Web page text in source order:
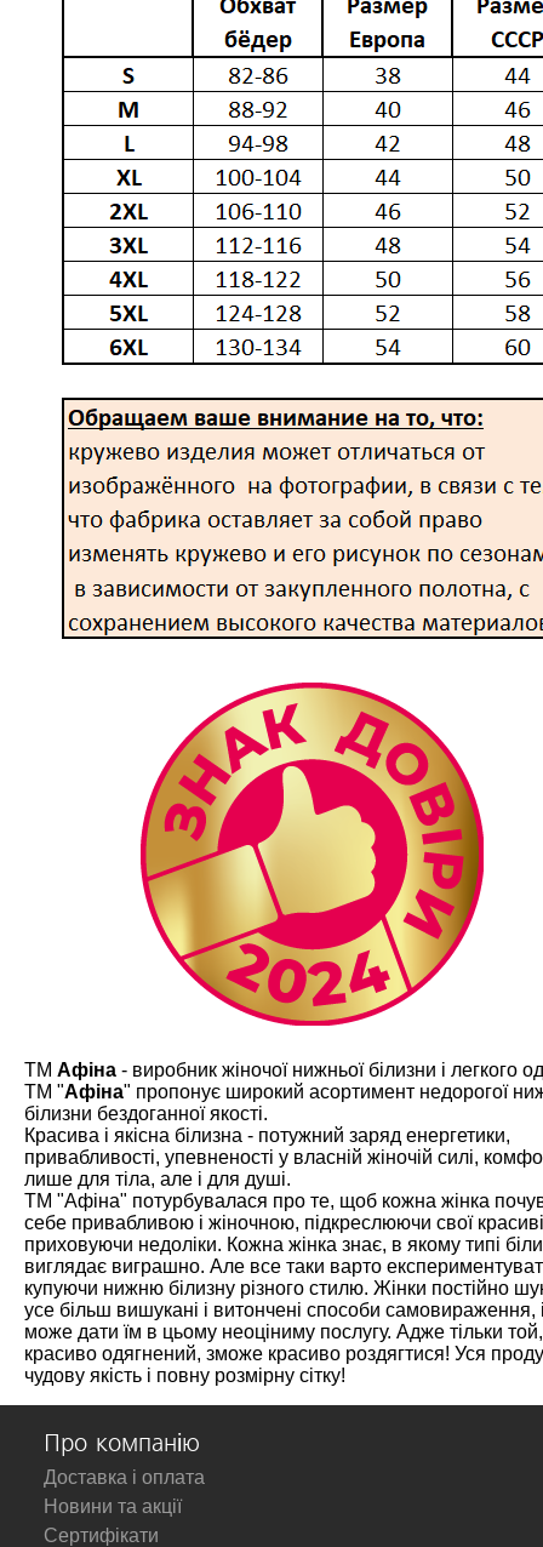
ТМ Афіна - виробник жіночої нижньої білизни і легкого
ТМ "Афіна" пропонує широкий асортимент недорогої
білизни бездоганної якості.
Красива і якісна білизна - потужний заряд енергетики,
привабливості, упевненості у власній жіночій силі,
лише для тіла, але і для душі.
ТМ "Афіна" потурбувалася про те, щоб кожна жінка
себе привабливою і жіночною, підкреслюючи свої
приховуючи недоліки. Кожна жінка знає, в якому типі
виглядає виграшно. Але все таки варто
купуючи нижню білизну різного стилю. Жінки постійно
усе більш вишукані і витончені способи самовираження,
може дати їм в цьому неоціниму послугу. Адже тільки
красиво одягнений, зможе красиво роздягтися! Уся
чудову якість і повну розмірну сітку!
Про компанію
Доставка і оплата
Новини та акції
Сертифікати